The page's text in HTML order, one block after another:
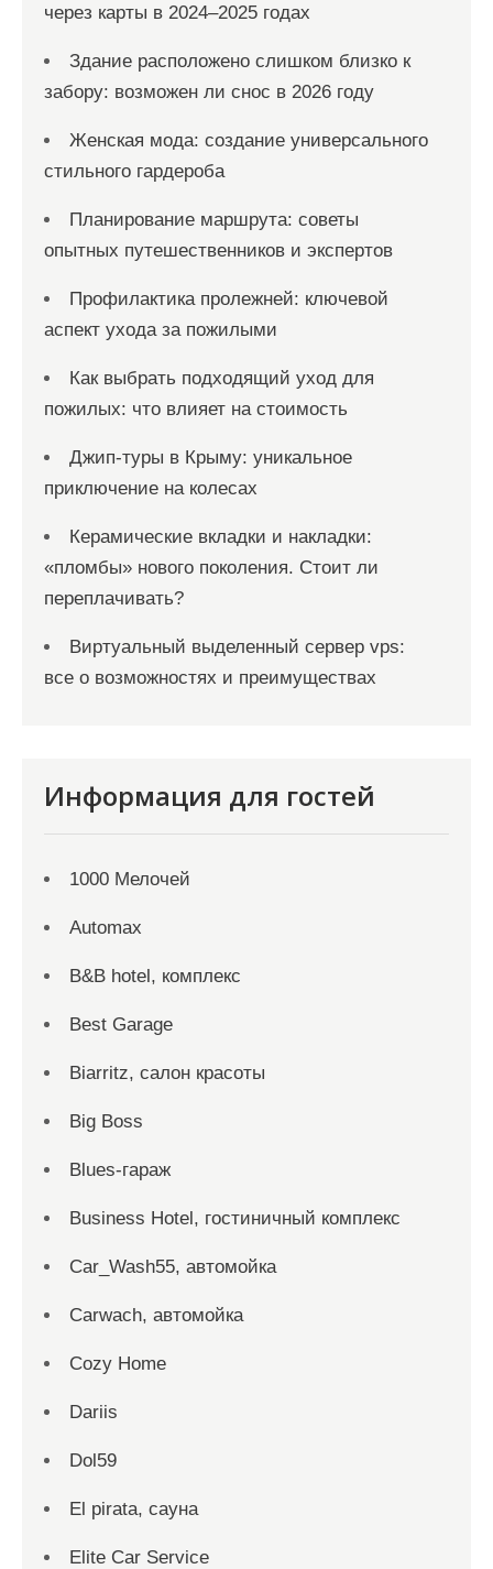
через карты в 2024–2025 годах
Здание расположено слишком близко к
забору: возможен ли снос в 2026 году
Женская мода: создание универсального
стильного гардероба
Планирование маршрута: советы
опытных путешественников и экспертов
Профилактика пролежней: ключевой
аспект ухода за пожилыми
Как выбрать подходящий уход для
пожилых: что влияет на стоимость
Джип-туры в Крыму: уникальное
приключение на колесах
Керамические вкладки и накладки:
«пломбы» нового поколения. Стоит ли
переплачивать?
Виртуальный выделенный сервер vps:
все о возможностях и преимуществах
Информация для гостей
1000 Мелочей
Automax
B&B hotel, комплекс
Best Garage
Biarritz, салон красоты
Big Boss
Blues-гараж
Business Hotel, гостиничный комплекс
Car_Wash55, автомойка
Carwach, автомойка
Cozy Home
Dariis
Dol59
El pirata, сауна
Elite Car Service